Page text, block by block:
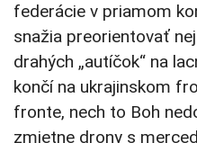
federácie v priamom
snažia preorientovať
drahých „autíčok“ na
končí na ukrajinskom
fronte, nech to Boh
zmietne drony s